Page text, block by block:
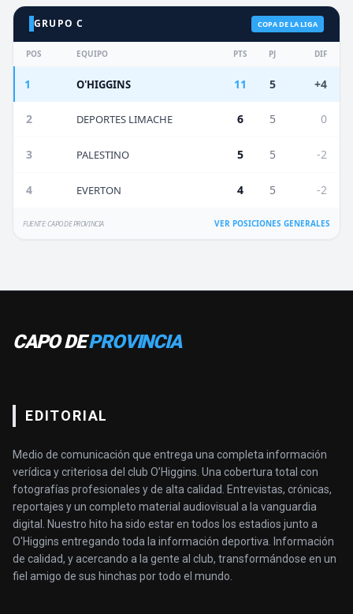
GRUPO C COPA DE LA LIGA
POS EQUIPO PTS PJ DIF
1 O'HIGGINS 11 5 +4
2 DEPORTES LIMACHE 6 5 0
3 PALESTINO 5 5 -2
4 EVERTON 4 5 -2
FUENTE: CAPO DE PROVINCIA VER POSICIONES GENERALES
CAPO DEPROVINCIA
EDITORIAL
Medio de comunicación que entrega una completa información
verídica y criteriosa del club O’Higgins. Una cobertura total con
fotografías profesionales y de alta calidad. Entrevistas, crónicas,
reportajes y un completo material audiovisual a la vanguardia
digital. Nuestro hito ha sido estar en todos los estadios junto a
O'Higgins entregando toda la información deportiva. Información
de calidad, y acercando a la gente al club, transformándose en un
fiel amigo de sus hinchas por todo el mundo.